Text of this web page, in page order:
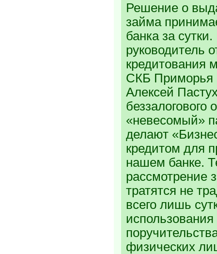
Решение о
займа
банка за сутки.
руководитель
кредитования
СКБ Приморья
Алексей
беззалогового
«невесомый»
делают
кредитом для
нашем банке.
рассмотрение
тратятся не
всего лишь
физических